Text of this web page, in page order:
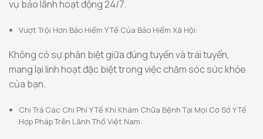
vụ bảo lãnh hoạt động 24/7.
Vượt Trội Hơn Bảo Hiểm Y Tế Của Bảo Hiểm Xã Hội:
Không có sự phân biệt giữa đúng tuyến và trái tuyến,
mang lại linh hoạt đặc biệt trong việc chăm sóc sức khỏe
của bạn.
Chi Trả Các Chi Phí Y Tế Khi Khám Chữa Bệnh Tại Mọi Cơ Sở Y Tế
Hợp Pháp Trên Lãnh Thổ Việt Nam: